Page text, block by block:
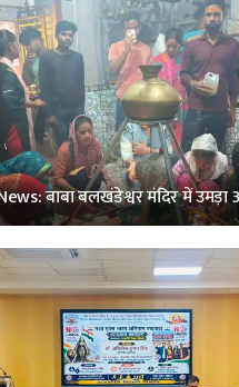
बाबा बलखंडेश्वर मंदिर में